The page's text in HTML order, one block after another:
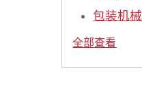
包装机械
全部查看